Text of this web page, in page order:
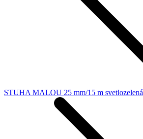
STUHA MALOU 25 mm/15 m svetlozelená